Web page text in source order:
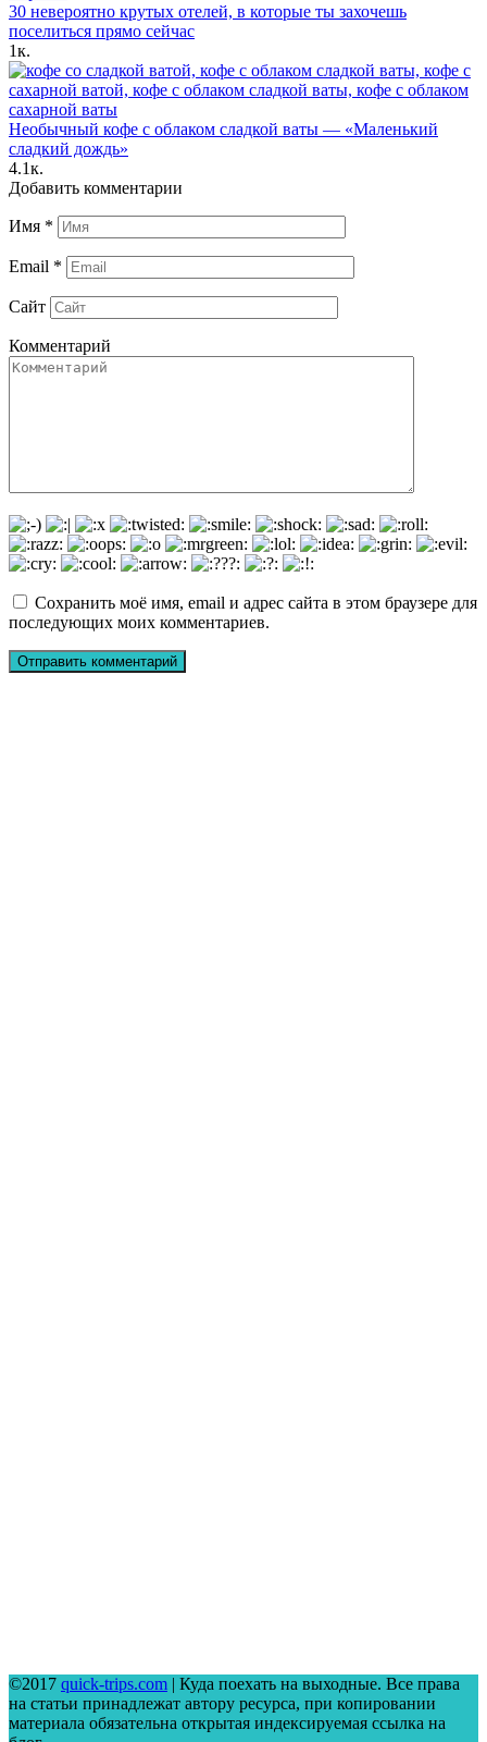
30 невероятно крутых отелей, в которые ты захочешь
поселиться прямо сейчас
1к.
Необычный кофе с облаком сладкой ваты — «Маленький
сладкий дождь»
4.1к.
Добавить комментарии
Имя *
Email *
Сайт
Комментарий
Сохранить моё имя, email и адрес сайта в этом браузере для
последующих моих комментариев.
©2017 quick-trips.com | Куда поехать на выходные. Все права
на статьи принадлежат автору ресурса, при копировании
материала обязательна открытая индексируемая ссылка на